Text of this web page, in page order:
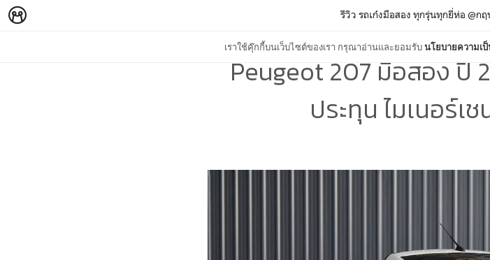
เราใช้คุ๊กกี้บนเว็บไซต์ของเรา กรุณาอ่านและยอมรับนโยบายความเ
รีวิว รถเก๋งมือสอง ทุกรุ่นทุกยี่ห่อ @ก
Peugeot 207 มือสอง ปี
ประทุน ไมเนอร์เ